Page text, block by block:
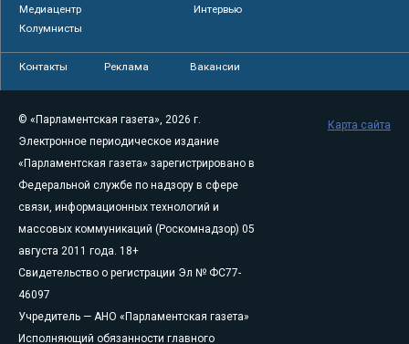
Медиацентр
Интервью
Колумнисты
Контакты Реклама Вакансии
© «Парламентская газета», 2026 г.
Электронное периодическое издание
«Парламентская газета» зарегистрировано в
Федеральной службе по надзору в сфере
связи, информационных технологий и
массовых коммуникаций (Роскомнадзор) 05
августа 2011 года. 18+
Свидетельство о регистрации Эл № ФС77-
46097
Учредитель — АНО «Парламентская газета»
Исполняющий обязанности главного
Карта сайта